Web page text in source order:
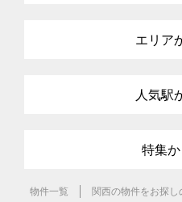
エリア
人気駅
特集
物件一覧 関西の物件をお探し